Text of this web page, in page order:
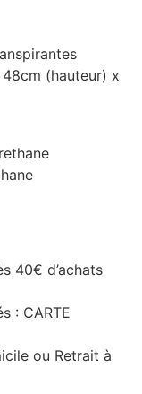
(hauteur) x
40€ d’achats
: CARTE
ou Retrait à